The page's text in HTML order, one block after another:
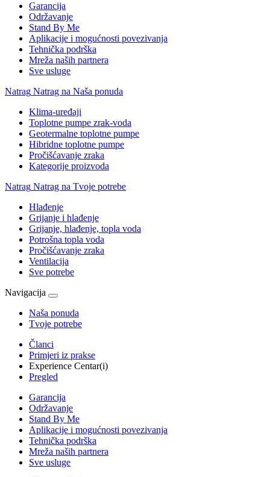
Garancija
Održavanje
Stand By Me
Aplikacije i mogućnosti povezivanja
Tehnička podrška
Mreža naših partnera
Sve usluge
Natrag Natrag na Naša ponuda
Klima-uređaji
Toplotne pumpe zrak-voda
Geotermalne toplotne pumpe
Hibridne toplotne pumpe
Pročišćavanje zraka
Kategorije proizvoda
Natrag Natrag na Tvoje potrebe
Hlađenje
Grijanje i hlađenje
Grijanje, hlađenje, topla voda
Potrošna topla voda
Pročišćavanje zraka
Ventilacija
Sve potrebe
Navigacija
Naša ponuda
Tvoje potrebe
Članci
Primjeri iz prakse
Experience Centar(i)
Pregled
Garancija
Održavanje
Stand By Me
Aplikacije i mogućnosti povezivanja
Tehnička podrška
Mreža naših partnera
Sve usluge